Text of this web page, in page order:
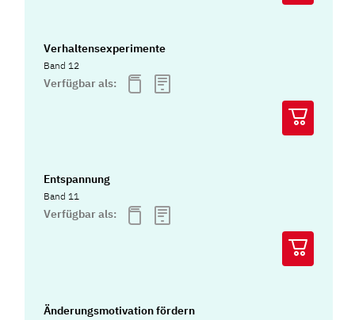
Verhaltensexperimente
Band 12
Verfügbar als:
Entspannung
Band 11
Verfügbar als:
Änderungsmotivation fördern